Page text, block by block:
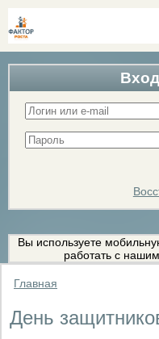
Вы используете
работать с
Главная
День